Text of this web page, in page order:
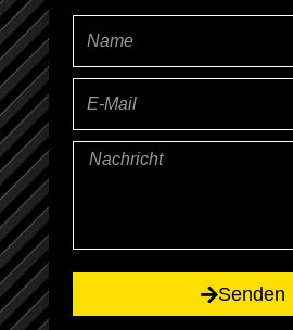
Mail
Nachricht
Senden